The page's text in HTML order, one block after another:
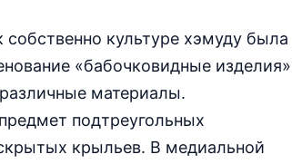
культуре хэмуду была
«бабочковидные изделия»
материалы.
подтреугольных
крыльев. В медиальной